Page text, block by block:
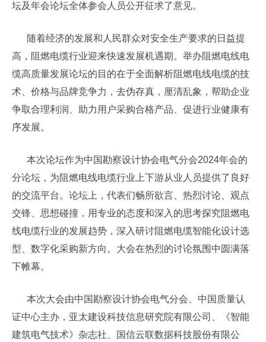
坛及年会论坛全体参会人员公开征求了意见。
随着经济的发展和人民群众对安全生产要求的日益提
高，阻燃电缆行业迎来快速发展机遇期。举办阻燃电线电
缆高质量发展论坛的目的在于全面解析阻燃电线电缆的技
术、价格与品牌竞争力，去伪存真，厘清乱象，帮助企业
争取合理利润、助力用户采购合格产品、促进行业健康有
序发展。
本次论坛作为中国勘察设计协会电气分会2024年会的
分论坛，为阻燃电线电缆行业上下游从业人员提供了良好
的交流平台。论坛上，代表们畅所欲言、热烈讨论、观点
交锋、思想碰撞，用专业的态度和深入的思考探究阻燃电
线电缆行业的发展趋势，深入研讨阻燃电缆智能化设计选
型、数字化采购新方向。大会在热烈的讨论氛围中圆满落
下帷幕。
本次大会由中国勘察设计协会电气分会、中国质量认
证中心主办，亚太建设科技信息研究院有限公司、《智能
建筑电气技术》杂志社、国信云联数据科技股份有限公